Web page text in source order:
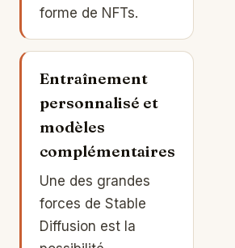
forme de NFTs.
Entraînement
personnalisé et
modèles
complémentaires
Une des grandes
forces de Stable
Diffusion est la